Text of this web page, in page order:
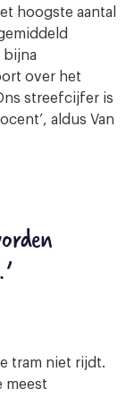
hoogste aantal
bijna
over het
streefcijfer is
aldus Van
tram niet rijdt.
meest